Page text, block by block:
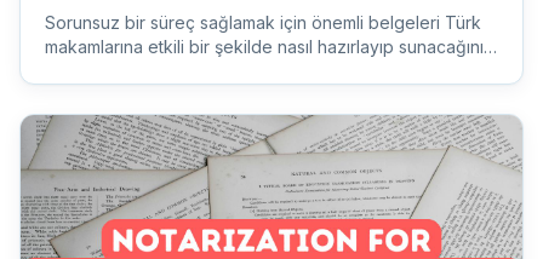
Sorunsuz bir süreç sağlamak için önemli belgeleri Türk
makamlarına etkili bir şekilde nasıl hazırlayıp sunacağınızı